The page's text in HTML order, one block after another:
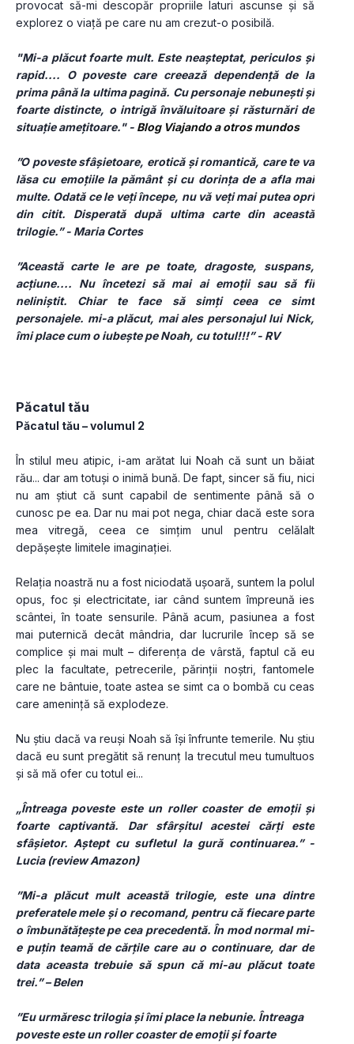
provocat să-mi descopăr propriile laturi ascunse și să
explorez o viață pe care nu am crezut-o posibilă.
"Mi-a plăcut foarte mult. Este neașteptat, periculos și
rapid.... O poveste care creează dependență de la
prima până la ultima pagină. Cu personaje nebunești și
foarte distincte, o intrigă învăluitoare și răsturnări de
situație amețitoare." - Blog Viajando a otros mundos
”O poveste sfâșietoare, erotică și romantică, care te va
lăsa cu emoțiile la pământ și cu dorința de a afla mai
multe. Odată ce le veți începe, nu vă veți mai putea opri
din citit. Disperată după ultima carte din această
trilogie.” - Maria Cortes
”Această carte le are pe toate, dragoste, suspans,
acțiune.... Nu încetezi să mai ai emoții sau să fii
neliniștit. Chiar te face să simți ceea ce simt
personajele. mi-a plăcut, mai ales personajul lui Nick,
îmi place cum o iubește pe Noah, cu totul!!!” - RV
Păcatul tău
Păcatul tău – volumul 2
În stilul meu atipic, i-am arătat lui Noah că sunt un băiat
rău... dar am totuși o inimă bună. De fapt, sincer să fiu, nici
nu am știut că sunt capabil de sentimente până să o
cunosc pe ea. Dar nu mai pot nega, chiar dacă este sora
mea vitregă, ceea ce simțim unul pentru celălalt
depășește limitele imaginației.
Relația noastră nu a fost niciodată ușoară, suntem la polul
opus, foc și electricitate, iar când suntem împreună ies
scântei, în toate sensurile. Până acum, pasiunea a fost
mai puternică decât mândria, dar lucrurile încep să se
complice și mai mult – diferența de vârstă, faptul că eu
plec la facultate, petrecerile, părinții noștri, fantomele
care ne bântuie, toate astea se simt ca o bombă cu ceas
care amenință să explodeze.
Nu știu dacă va reuși Noah să își înfrunte temerile. Nu știu
dacă eu sunt pregătit să renunț la trecutul meu tumultuos
și să mă ofer cu totul ei...
„Întreaga poveste este un roller coaster de emoții și
foarte captivantă. Dar sfârșitul acestei cărți este
sfâșietor. Aștept cu sufletul la gură continuarea.” -
Lucia (review Amazon)
”Mi-a plăcut mult această trilogie, este una dintre
preferatele mele și o recomand, pentru că fiecare parte
o îmbunătățește pe cea precedentă. În mod normal mi-
e puțin teamă de cărțile care au o continuare, dar de
data aceasta trebuie să spun că mi-au plăcut toate
trei.” – Belen
”Eu urmăresc trilogia și îmi place la nebunie. Întreaga
poveste este un roller coaster de emoții și foarte